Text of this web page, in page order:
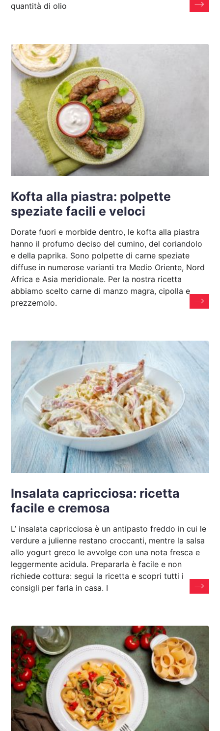
quantità di olio
Kofta alla piastra: polpette
speziate facili e veloci
Dorate fuori e morbide dentro, le kofta alla piastra
hanno il profumo deciso del cumino, del coriandolo
e della paprika. Sono polpette di carne speziate
diffuse in numerose varianti tra Medio Oriente, Nord
Africa e Asia meridionale. Per la nostra ricetta
abbiamo scelto carne di manzo magra, cipolla e
prezzemolo.
Insalata capricciosa: ricetta
facile e cremosa
L’ insalata capricciosa è un antipasto freddo in cui le
verdure a julienne restano croccanti, mentre la salsa
allo yogurt greco le avvolge con una nota fresca e
leggermente acidula. Prepararla è facile e non
richiede cottura: segui la ricetta e scopri tutti i
consigli per farla in casa. I